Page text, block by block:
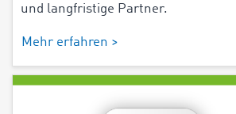
und langfristige Partner.
Mehr erfahren >